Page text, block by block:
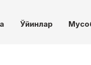
Ўйинлар